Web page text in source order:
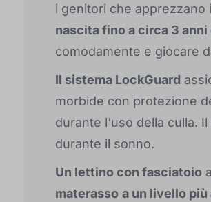
i genitori che apprezzano
nascita fino a circa 3 anni
comodamente e giocare
Il sistema LockGuard
morbide con protezione
durante l'uso della culla.
durante il sonno.
Un lettino con fasciatoio
materasso a un livello più